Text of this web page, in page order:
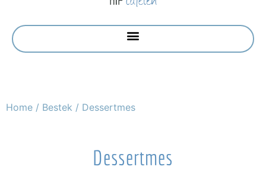
Home / Bestek / Dessertmes
Dessertmes